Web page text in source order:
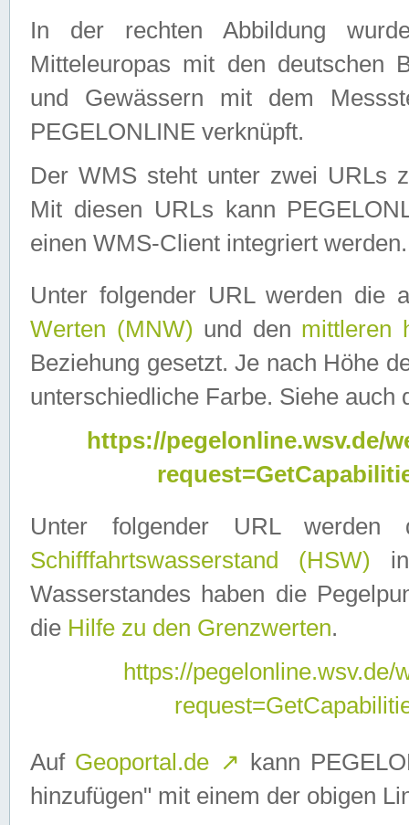
In der rechten Abbildung
Mitteleuropas mit den deutschen
und Gewässern mit dem
PEGELONLINE verknüpft.
Der WMS steht unter zwei URLs
Mit diesen URLs kann
einen WMS-Client integriert werden.
Unter folgender URL werden die
Werten (MNW) und den mittleren
Beziehung gesetzt. Je nach Höhe
unterschiedliche Farbe. Siehe auch
https://pegelonline.wsv.de/
Unter folgender URL
Schifffahrtswasserstand (HSW)
Wasserstandes haben die
die Hilfe zu den Grenzwerten.
https://
Auf Geoportal.de ↗ kann
hinzufügen" mit einem der obigen